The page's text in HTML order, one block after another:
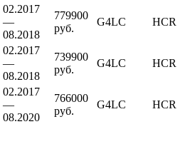
02.2017
—
08.2018
779900
руб.
G4LC HCR
02.2017
—
08.2018
739900
руб.
G4LC HCR
02.2017
—
08.2020
766000
руб.
G4LC HCR